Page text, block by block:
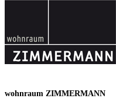
wohnraum ZIMMERMANN